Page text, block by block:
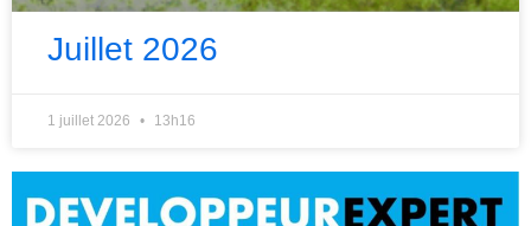
Juillet 2026
1 juillet 2026 13h16